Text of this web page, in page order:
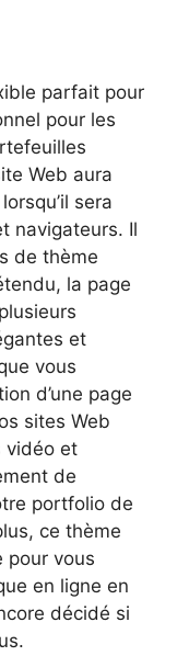
parfait pour
pour les
Web aura
sera
navigateurs. Il
de thème
la page
et
vous
d’une page
sites Web
vidéo et
de
portfolio de
ce thème
pour vous
en ligne en
décidé si